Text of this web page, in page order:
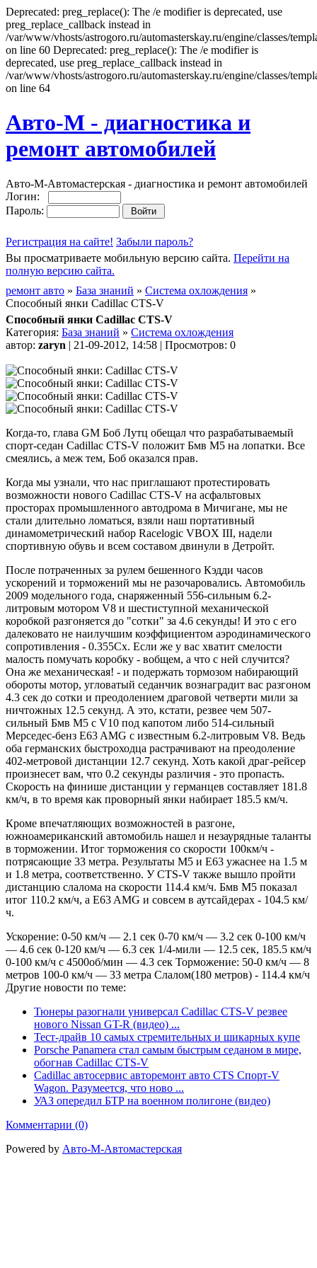
Deprecated: preg_replace(): The /e modifier is deprecated, use
preg_replace_callback instead in
/var/www/vhosts/astrogoro.ru/automasterskay.ru/engine/classes/
on line 60 Deprecated: preg_replace(): The /e modifier is
deprecated, use preg_replace_callback instead in
/var/www/vhosts/astrogoro.ru/automasterskay.ru/engine/classes/
on line 64
Авто-М - диагностика и
ремонт автомобилей
Авто-М-Автомастерская - диагностика и ремонт автомобилей
Логин:
Пароль:
Регистрация на сайте! Забыли пароль?
Вы просматриваете мобильную версию сайта. Перейти на
полную версию сайта.
ремонт авто » База знаний » Система охлождения »
Способный янки Cadillac CTS-V
Способный янки Cadillac CTS-V
Категория: База знаний » Система охлождения
автор: zaryn | 21-09-2012, 14:58 | Просмотров: 0
Когда-то, глава GM Боб Лутц обещал что разрабатываемый
спорт-седан Cadillac CTS-V положит Бмв M5 на лопатки. Все
смеялись, а меж тем, Боб оказался прав.
Когда мы узнали, что нас приглашают протестировать
возможности нового Cadillac CTS-V на асфальтовых
просторах промышленного автодрома в Мичигане, мы не
стали длительно ломаться, взяли наш портативный
динамометрический набор Racelogic VBOX III, надели
спортивную обувь и всем составом двинули в Детройт.
После потраченных за рулем бешенного Кэдди часов
ускорений и торможений мы не разочаровались. Автомобиль
2009 модельного года, снаряженный 556-сильным 6.2-
литровым мотором V8 и шестиступной механической
коробкой разгоняется до "сотки" за 4.6 секунды! И это с его
далековато не наилучшим коэффициентом аэродинамического
сопротивления - 0.355Сx. Если же у вас хватит смелости
малость помучать коробку - вобщем, а что с ней случится?
Она же механическая! - и подержать тормозом набирающий
обороты мотор, угловатый седанчик вознаградит вас разгоном
4.3 сек до сотки и преодолением драговой четверти мили за
ничтожных 12.5 секунд. А это, кстати, резвее чем 507-
сильный Бмв M5 с V10 под капотом либо 514-сильный
Мерседес-бенз E63 AMG с известным 6.2-литровым V8. Ведь
оба германских быстроходца растрачивают на преодоление
402-метровой дистанции 12.7 секунд. Хоть какой драг-рейсер
произнесет вам, что 0.2 секунды различия - это пропасть.
Скорость на финише дистанции у германцев составляет 181.8
км/ч, в то время как проворный янки набирает 185.5 км/ч.
Кроме впечатляющих возможностей в разгоне,
южноамериканский автомобиль нашел и незаурядные таланты
в торможении. Итог торможения со скорости 100км/ч -
потрясающие 33 метра. Результаты M5 и E63 ужаснее на 1.5 м
и 1.8 метра, соответственно. У CTS-V также вышло пройти
дистанцию слалома на скорости 114.4 км/ч. Бмв M5 показал
итог 110.2 км/ч, а E63 AMG и совсем в аутсайдерах - 104.5 км/
ч.
Ускорение: 0-50 км/ч — 2.1 сек 0-70 км/ч — 3.2 сек 0-100 км/ч
— 4.6 сек 0-120 км/ч — 6.3 сек 1/4-мили — 12.5 сек, 185.5 км/ч
0-100 км/ч с 4500об/мин — 4.3 сек Торможение: 50-0 км/ч — 8
метров 100-0 км/ч — 33 метра Слалом(180 метров) - 114.4 км/ч
Другие новости по теме:
Тюнеры разогнали универсал Cadillac CTS-V резвее
нового Nissan GT-R (видео) ...
Тест-драйв 10 самых стремительных и шикарных купе
Porsche Panamera стал самым быстрым седаном в мире,
обогнав Cadillac CTS-V
Cadillac автосервис авторемонт авто CTS Спорт-V
Wagon. Разумеется, что ново ...
УАЗ опередил БТР на военном полигоне (видео)
Комментарии (0)
Powered by Авто-М-Автомастерская